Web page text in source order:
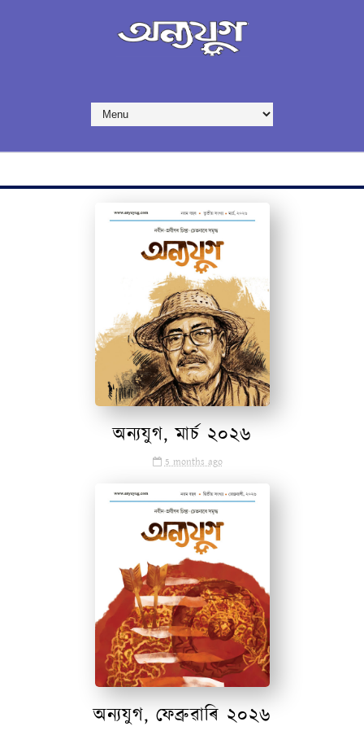
অন্যযুগ, মাৰ্চ ২০২৬
5 months ago
অন্যযুগ, ফেব্ৰুৱাৰি ২০২৬